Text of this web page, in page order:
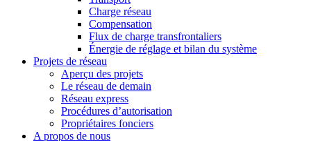
Charge réseau
Compensation
Flux de charge transfrontaliers
Énergie de réglage et bilan du système
Projets de réseau
Aperçu des projets
Le réseau de demain
Réseau express
Procédures d’autorisation
Propriétaires fonciers
A propos de nous